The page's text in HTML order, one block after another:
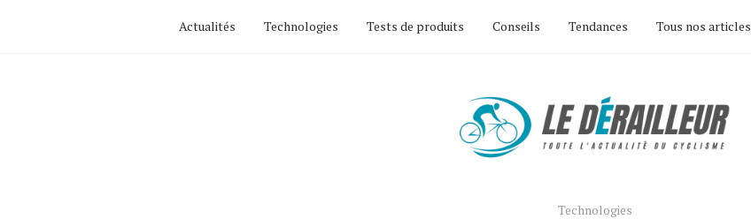
Actualités Technologies Tests de produits Conseils Tendances Tous nos articles
Technologies